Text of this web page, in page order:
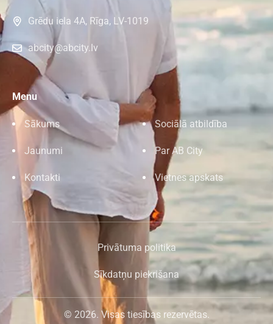
Grēdu iela 4A, Rīga, LV-1019
abcity@abcity.lv
Menu
Sākums Sociālā atbildība
Jaunumi Par AB City
Kontakti Vietnes apskats
Privātuma politika
Sīkdatņu piekrišana
© 2026. Visas tiesības rezervētas.